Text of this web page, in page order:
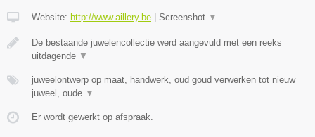
Website: http://www.aillery.be Screenshot ▼
De bestaande juwelencollectie werd aangevuld met een reeks
uitdagende ▼
juweelontwerp op maat, handwerk, oud goud verwerken tot nieuw
juweel, oude ▼
Er wordt gewerkt op afspraak.